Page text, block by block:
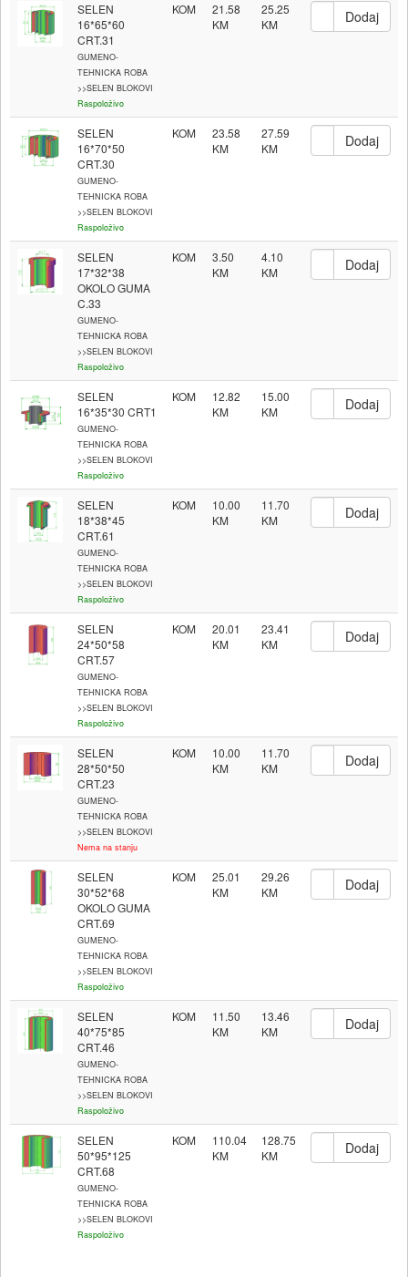
SELEN
16*65*60
CRT.31
GUMENO-
TEHNICKA ROBA
>>SELEN BLOKOVI
Raspoloživo
KOM 21.58 25.25
SELEN
16*70*50
CRT.30
GUMENO-
TEHNICKA ROBA
>>SELEN BLOKOVI
Raspoloživo
KOM 23.58 27.59
SELEN
17*32*38
OKOLO GUMA
C.33
GUMENO-
TEHNICKA ROBA
>>SELEN BLOKOVI
Raspoloživo
KOM 3.50 4.10
SELEN
16*35*30 CRT1
GUMENO-
TEHNICKA ROBA
>>SELEN BLOKOVI
Raspoloživo
KOM 12.82 15.00
SELEN
18*38*45
CRT.61
GUMENO-
TEHNICKA ROBA
>>SELEN BLOKOVI
Raspoloživo
KOM 10.00 11.70
SELEN
24*50*58
CRT.57
GUMENO-
TEHNICKA ROBA
>>SELEN BLOKOVI
Raspoloživo
KOM 20.01 23.41
SELEN
28*50*50
CRT.23
GUMENO-
TEHNICKA ROBA
>>SELEN BLOKOVI
Nema na stanju
KOM 10.00 11.70
SELEN
30*52*68
OKOLO GUMA
CRT.69
GUMENO-
TEHNICKA ROBA
>>SELEN BLOKOVI
Raspoloživo
KOM 25.01 29.26
SELEN
40*75*85
CRT.46
GUMENO-
TEHNICKA ROBA
>>SELEN BLOKOVI
Raspoloživo
KOM 11.50 13.46
SELEN
50*95*125
CRT.68
GUMENO-
TEHNICKA ROBA
>>SELEN BLOKOVI
Raspoloživo
KOM 110.04 128.75